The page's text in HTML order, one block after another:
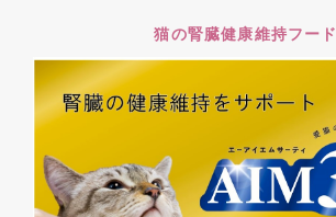
猫の腎臓健康維持フード